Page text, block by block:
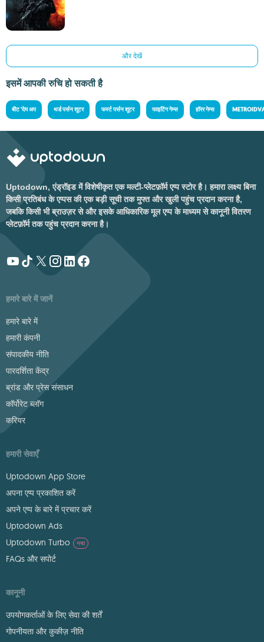
और देखें
इसमें आपकी रुचि हो सकती है
बीट 'देम अप थर्ड पर्सन शूटर फर्स्ट पर्सन शूटर फाइटिंग गेम्स हॉरर गेम्स
Uptodown, एंड्रॉइड में विशेषीकृत एक मल्टी-प्लेटफ़ॉर्म एप्प स्टोर है। हमारा लक्ष्य बिना
किसी प्रतिबंध के एप्पस की एक बड़ी सूची तक मुफ्त और खुली पहुंच प्रदान करना है,
जबकि किसी भी ब्राउज़र से और इसके आधिकारिक मूल एप्प के माध्यम से कानूनी वितरण
प्लेटफ़ॉर्म तक पहुंच प्रदान करना है।
हमारे बारे में जानें
हमारे बारे में
हमारी कंपनी
संपादकीय नीति
पारदर्शिता केंद्र
ब्रांड और प्रेस संसाधन
कॉर्पोरेट ब्लॉग
करियर
हमारी सेवाएँ
Uptodown App Store
अपना एप्प प्रकाशित करें
अपने एप्प के बारे में प्रचार करें
Uptodown Ads
Uptodown Turbo
नया
FAQs और सपोर्ट
कानूनी
उपयोगकर्ताओं के लिए सेवा की शर्तें
गोपनीयता और कुकीज़ नीति